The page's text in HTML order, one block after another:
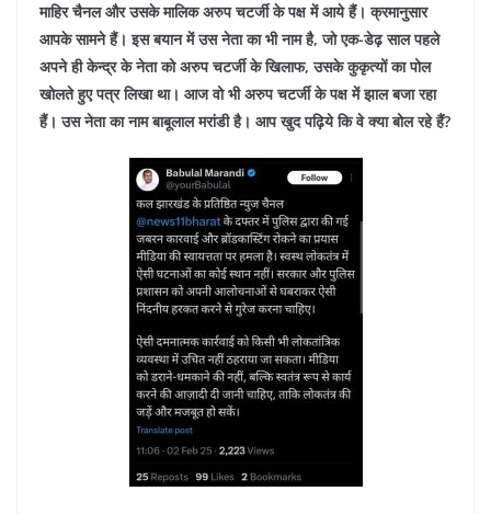
माहिर चैनल और उसके मालिक अरुप चटर्जी के पक्ष में आये हैं। क्रमानुसार
आपके सामने हैं। इस बयान में उस नेता का भी नाम है, जो एक-डेढ़ साल पहले
अपने ही केन्द्र के नेता को अरुप चटर्जी के खिलाफ, उसके कुकृत्यों का पोल
खोलते हुए पत्र लिखा था। आज वो भी अरुप चटर्जी के पक्ष में झाल बजा रहा
हैं। उस नेता का नाम बाबूलाल मरांडी है। आप खुद पढ़िये कि वे क्या बोल रहे हैं?